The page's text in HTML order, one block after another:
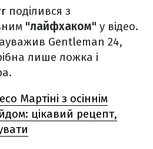
поділився з
"лайфхаком" у відео.
Gentleman 24,
лише ложка і
Мартіні з осіннім
цікавий рецепт,